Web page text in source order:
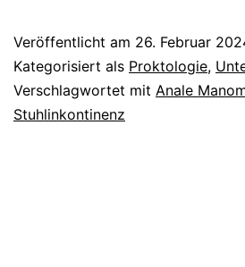
Veröffentlicht am 26. Februar
Kategorisiert als Proktologie,
Verschlagwortet mit Anale
Stuhlinkontinenz